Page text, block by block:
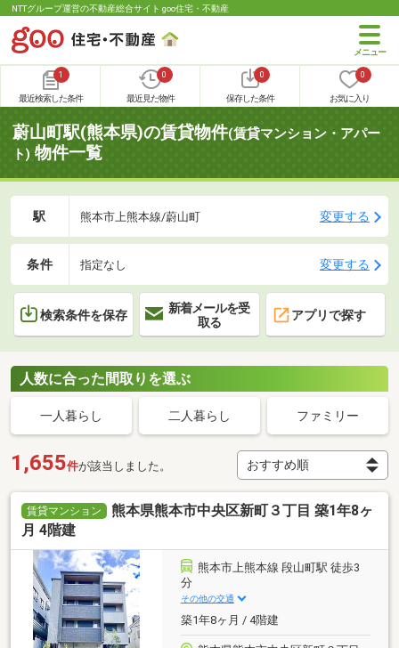
NTTグループ運営の不動産総合サイト goo住宅・不動産
1
最近検索した条件
0
最近見た物件
0
保存した条件
0
お気に入り
蔚山町駅(熊本県)の賃貸物件(賃貸マンション・アパー
ト) 物件一覧
駅 熊本市上熊本線/蔚山町 変更する
条件 指定なし 変更する
検索条件を保存
新着メールを受
取る
アプリで探す
人数に合った間取りを選ぶ
一人暮らし 二人暮らし ファミリー
1,655件が該当しました。
賃貸マンション
熊本県熊本市中央区新町３丁目 築1年8ヶ
月 4階建
熊本市上熊本線 段山町駅 徒歩3
分
その他の交通
築1年8ヶ月 / 4階建